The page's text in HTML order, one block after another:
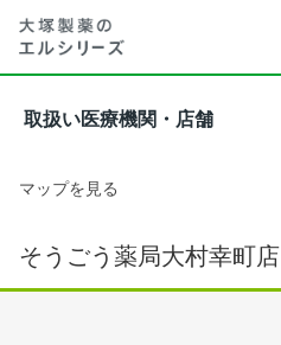
取扱い医療機関・店舗
マップを見る
そうごう薬局大村幸町店